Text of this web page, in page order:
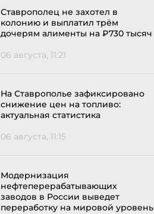
Ставрополец не захотел в
колонию и выплатил трём
дочерям алименты на ₽730 тысяч
06 августа, 11:21
На Ставрополье зафиксировано
снижение цен на топливо:
актуальная статистика
06 августа, 11:15
Модернизация
нефтеперерабатывающих
заводов в России выведет
переработку на мировой уровень